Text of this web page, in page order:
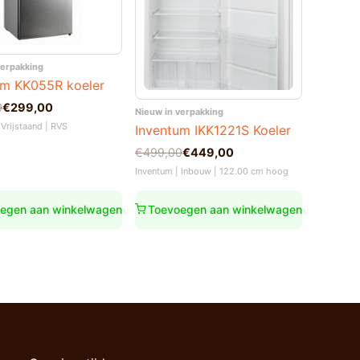
KK055R koeler
€299,00
| RVS
aan winkelwagen
Nieuw in verpakking
Inventum IKK1221S Koeler
€499,00
Oorspronkelijke
prijs
€449,00
Huidige
prijs
Inventum | Inbouw | 122.00 cm hoog
Toevoegen aan winkelwagen